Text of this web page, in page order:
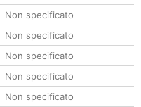
Non specificato
Non specificato
Non specificato
Non specificato
Non specificato